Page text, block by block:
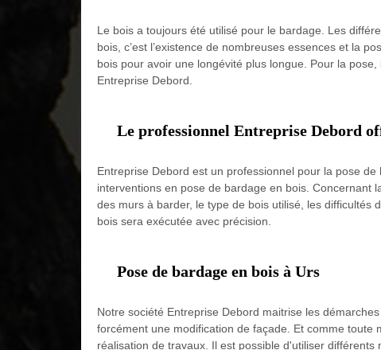
Le bois a toujours été utilisé pour le bardage. Les
bois, c’est l’existence de nombreuses essences et la
bois pour avoir une longévité plus longue. Pour la
Entreprise Debord.
Le professionnel Entreprise Debord
Entreprise Debord est un professionnel pour la pose
interventions en pose de bardage en bois. Concernant
des murs à barder, le type de bois utilisé, les difficultés
bois sera exécutée avec précision.
Pose de bardage en bois à Urs
Notre société Entreprise Debord maitrise les
forcément une modification de façade. Et comme toute
réalisation de travaux. Il est possible d'utiliser